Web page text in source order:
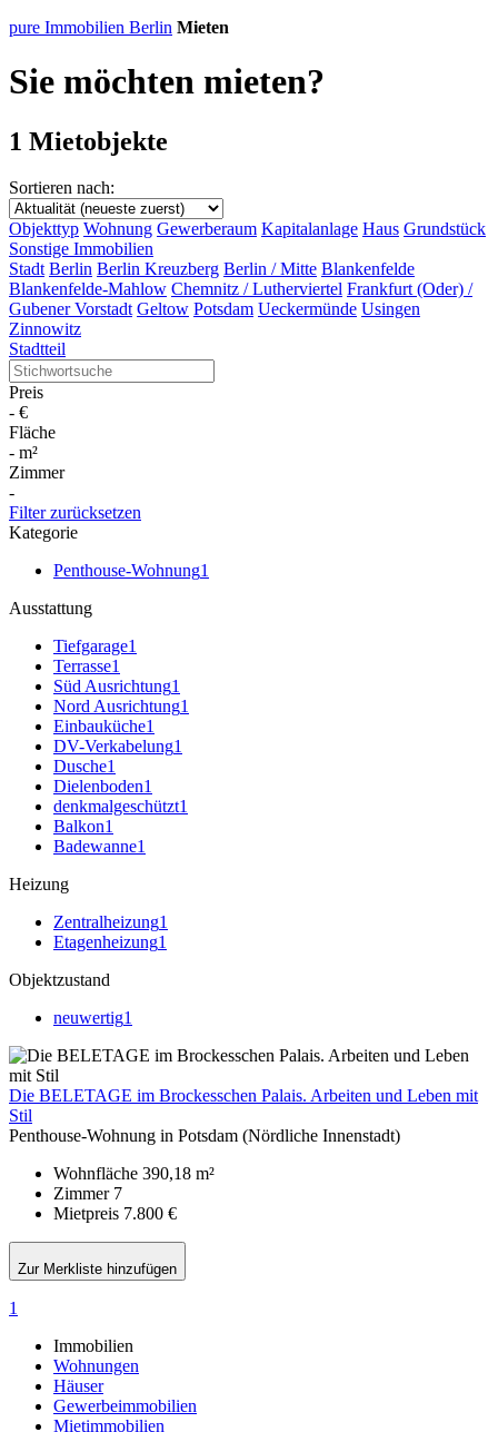
pure Immobilien Berlin Mieten
Sie möchten mieten?
1 Mietobjekte
Sortieren nach:
Objekttyp Wohnung Gewerberaum Kapitalanlage Haus Grundstück
Sonstige Immobilien
Stadt Berlin Berlin Kreuzberg Berlin / Mitte Blankenfelde
Blankenfelde-Mahlow Chemnitz / Lutherviertel Frankfurt (Oder) /
Gubener Vorstadt Geltow Potsdam Ueckermünde Usingen
Zinnowitz
Stadtteil
Preis
- €
Fläche
- m²
Zimmer
-
Filter zurücksetzen
Kategorie
Penthouse-Wohnung1
Ausstattung
Tiefgarage1
Terrasse1
Süd Ausrichtung1
Nord Ausrichtung1
Einbauküche1
DV-Verkabelung1
Dusche1
Dielenboden1
denkmalgeschützt1
Balkon1
Badewanne1
Heizung
Zentralheizung1
Etagenheizung1
Objektzustand
neuwertig1
Die BELETAGE im Brockesschen Palais. Arbeiten und Leben mit
Stil
Penthouse-Wohnung in Potsdam (Nördliche Innenstadt)
Wohnfläche 390,18 m²
Zimmer 7
Mietpreis 7.800 €
Zur Merkliste hinzufügen
1
Immobilien
Wohnungen
Häuser
Gewerbeimmobilien
Mietimmobilien